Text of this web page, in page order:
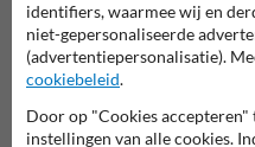
Verkeersbord verboden foto's
en video's te maken, met
identifiers, waarmee wij en
niet-gepersonaliseerde
(advertentiepersonalisatie).
cookiebeleid.
Door op "Cookies accepteren"
instellingen van alle cookies.